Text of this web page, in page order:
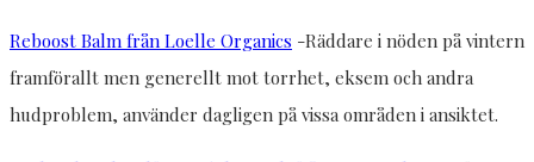
Reboost Balm från Loelle Organics -Räddare i nöden på vintern
framförallt men generellt mot torrhet, eksem och andra
hudproblem, använder dagligen på vissa områden i ansiktet.